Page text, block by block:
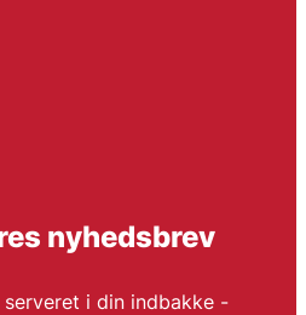
nyhedsbrev
i din indbakke -